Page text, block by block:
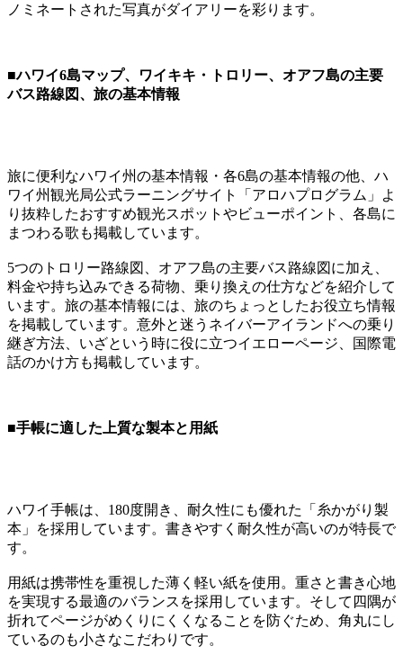
ノミネートされた写真がダイアリーを彩ります。
■ハワイ6島マップ、ワイキキ・トロリー、オアフ島の主要
バス路線図、旅の基本情報
旅に便利なハワイ州の基本情報・各6島の基本情報の他、ハ
ワイ州観光局公式ラーニングサイト「アロハプログラム」よ
り抜粋したおすすめ観光スポットやビューポイント、各島に
まつわる歌も掲載しています。
5つのトロリー路線図、オアフ島の主要バス路線図に加え、
料金や持ち込みできる荷物、乗り換えの仕方などを紹介して
います。旅の基本情報には、旅のちょっとしたお役立ち情報
を掲載しています。意外と迷うネイバーアイランドへの乗り
継ぎ方法、いざという時に役に立つイエローページ、国際電
話のかけ方も掲載しています。
■手帳に適した上質な製本と用紙
ハワイ手帳は、180度開き、耐久性にも優れた「糸かがり製
本」を採用しています。書きやすく耐久性が高いのが特長で
す。
用紙は携帯性を重視した薄く軽い紙を使用。重さと書き心地
を実現する最適のバランスを採用しています。そして四隅が
折れてページがめくりにくくなることを防ぐため、角丸にし
ているのも小さなこだわりです。